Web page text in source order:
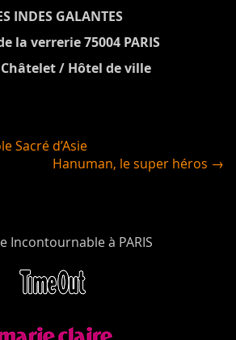
INDES GALANTES
la verrerie 75004 PARIS
/ Hôtel de ville
Sacré d’Asie
Hanuman, le super héros →
Incontournable à PARIS